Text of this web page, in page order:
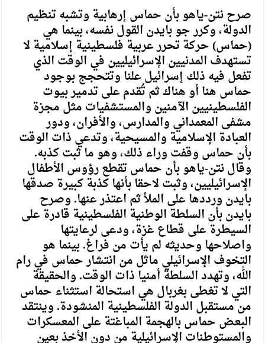
صرح نتن-ياهو بأن حماس إرهابية وتشبه تنظيم
الدولة، وكرر جو بايدن القول نفسه، بينما هي
(حماس) حركة تحرر عربية فلسطينية إسلامية لا
تستهدف المدنيين الإسرائيليين في الوقت الذي
تفعل فيه ذلك إسرائيل علنا وتتحجج بوجود
حماس هنا أو هناك ثم تُقدم على تدمير بيوت
الفلسطينيين الآمنين والمستشفيات مثل مجزة
مشفى المعمداني والمدارس، والأفران، ودور
العبادة الإسلامية والمسيحية، وتدعي ذات الوقت
بأن حماس وقفت وراء ذلك، وهو ما ثبت كذبه.
وقال نتن-ياهو بأن حماس تقطع رؤوس الأطفال
الإسرائيليين، وثبت لاحقا بأنها كذبة كبيرة صدقها
بايدن ورددها على الملأ ثم اعتذر عنها. وصرح
بايدن بأن السلطة الوطنية الفلسطينية قادرة على
السيطرة على قطاع غزة، ودعى لرعايتها
واصلاحها وحديثه لم يأت من فراغ. بينما هو
التخوف الإسرائيلي ماثل من انتشار حماس في رام
الله، وتهدد السلطة أمنيا ذات الوقت. والحقيقة
التي لا تغطى بغربال هي استحالة استثناء حماس
من مستقبل الدولة الفلسطينية المنشودة. وينتقد
البعض حماس بالهجمة المباغتة على المعسكرات
والمستوطنات الإسرائيلية من دون الأخذ بعين